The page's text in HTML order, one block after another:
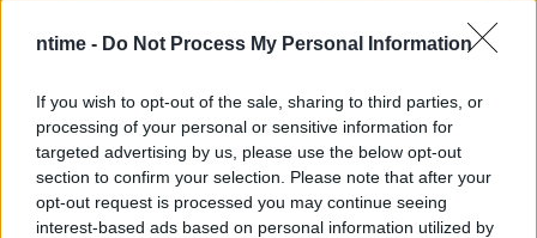
ntime - Do Not Process My Personal Information
If you wish to opt-out of the sale, sharing to third parties, or
processing of your personal or sensitive information for
targeted advertising by us, please use the below opt-out
section to confirm your selection. Please note that after your
opt-out request is processed you may continue seeing
interest-based ads based on personal information utilized by